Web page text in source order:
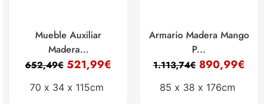
Mueble Auxiliar
Madera...
652,49€ 521,99€
70 x 34 x 115cm
Armario Madera Mango
P...
1.113,74€ 890,99€
85 x 38 x 176cm